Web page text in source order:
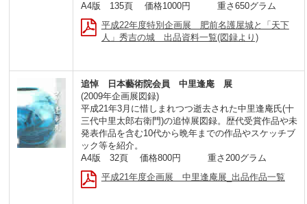
A4版 135頁 価格1000円 重さ650グラム
平成22年度特別企画展 肥前名護屋城と「天下
人」秀吉の城 出品資料一覧(図録より)
追悼 日本藝術院会員 中里逢庵 展
(2009年企画展図録)
平成21年3月に惜しまれつつ逝去された中里逢庵氏(十
三代中里太郎右衛門)の追悼展図録。歴代受賞作品や未
発表作品を含む10代から晩年までの作品やスケッチブ
ック等を紹介。
A4版 32頁 価格800円 重さ200グラム
平成21年度企画展 中里逢庵展_出品作品一覧